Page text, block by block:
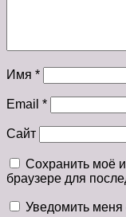
Имя *
Email *
Сайт
Сохранить моё
браузере для
Уведомить